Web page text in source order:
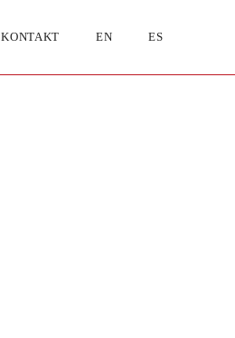
KONTAKT EN ES